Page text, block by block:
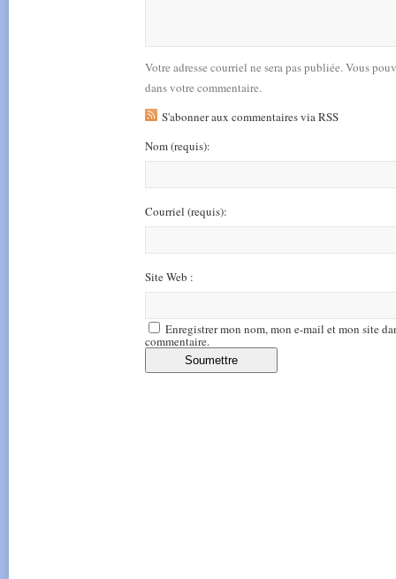
Votre adresse courriel ne sera pas publiée. Vous
dans votre commentaire.
S'abonner aux commentaires via RSS
Nom(requis):
Courriel (requis):
Site Web :
Enregistrer mon nom, mon e-mail et mon site
commentaire.